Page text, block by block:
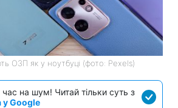
ОЗП як у ноутбуці (фото: Pexels)
на шум! Читай тільки суть з
у Google